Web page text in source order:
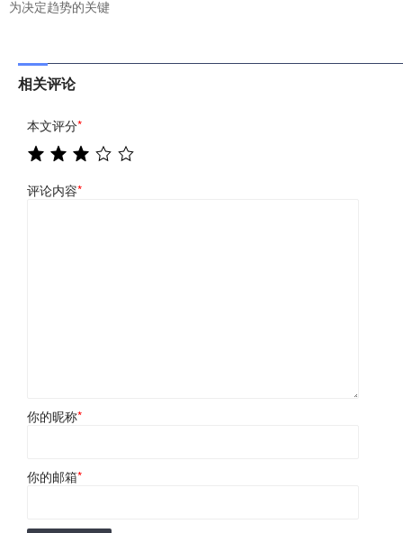
为决定趋势的关键
相关评论
本文评分*
评论内容*
你的昵称*
你的邮箱*